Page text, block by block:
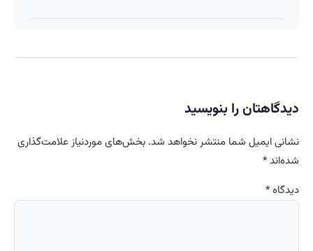
دیدگاهتان را بنویسید
نشانی ایمیل شما منتشر نخواهد شد. بخش‌های موردنیاز علامت‌گذاری
شده‌اند*
دیدگاه*